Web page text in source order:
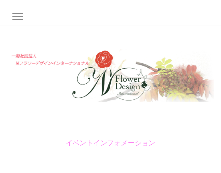
ナビゲーション切り替え
イベントインフォメーション